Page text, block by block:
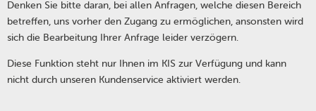
Denken Sie bitte daran, bei allen Anfragen, welche diesen Bereich
betreffen, uns vorher den Zugang zu ermöglichen, ansonsten wird
sich die Bearbeitung Ihrer Anfrage leider verzögern.
Diese Funktion steht nur Ihnen im KIS zur Verfügung und kann
nicht durch unseren Kundenservice aktiviert werden.